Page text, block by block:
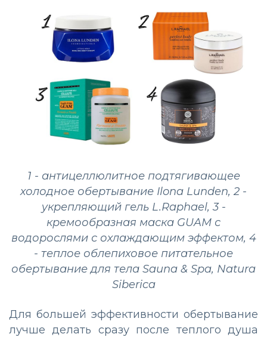
1 - антицеллюлитное подтягивающее
холодное обертывание Ilona Lunden, 2 -
укрепляющий гель L.Raphael, 3 -
кремообразная маска GUAM с
водорослями с охлаждающим эффектом, 4
- теплое облепиховое питательное
обертывание для тела Sauna & Spa, Natura
Siberica
Для большей эффективности обертывание
лучше делать сразу после теплого душа